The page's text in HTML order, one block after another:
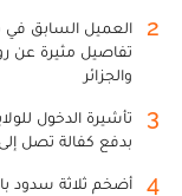
2
العميل السابق
تفاصيل مثيرة عن
والجزائر
3
بدفع كفالة تصل إلى 20 ألف دولار
4
أضخم ثلاثة سدود